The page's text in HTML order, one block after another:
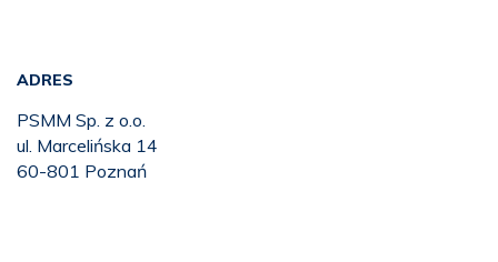
ADRES
PSMM Sp. z o.o.
ul. Marcelińska 14
60-801 Poznań